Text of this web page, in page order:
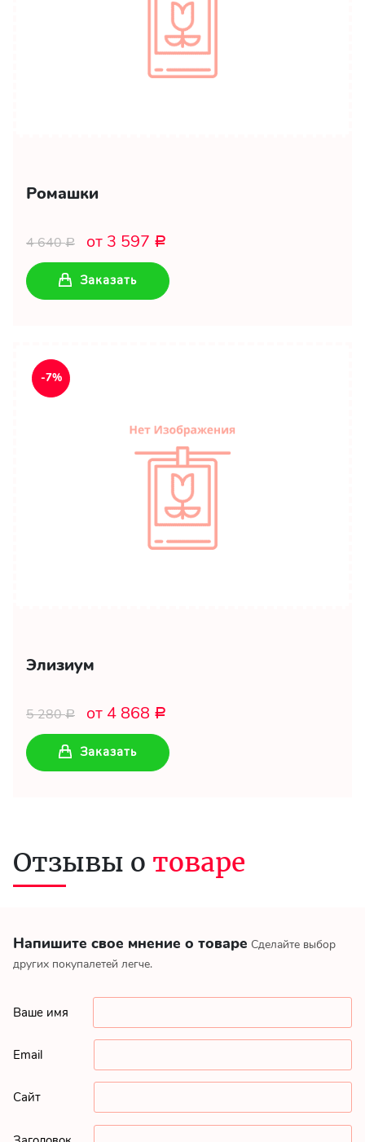
Ромашки
4 640Р от 3 597 Р
Заказать
-7%
Элизиум
5 280Р от 4 868 Р
Заказать
Напишите свое мнение о товаре Сделайте выбор
других покупалетей легче.
Ваше имя
Email
Сайт
Отзывы о товаре